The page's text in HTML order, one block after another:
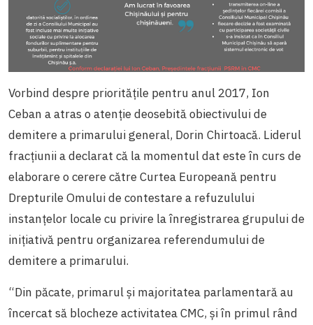
Vorbind despre prioritățile pentru anul 2017, Ion
Ceban a atras o atenție deosebită obiectivului de
demitere a primarului general, Dorin Chirtoacă. Liderul
fracțiunii a declarat că la momentul dat este în curs de
elaborare o cerere către Curtea Europeană pentru
Drepturile Omului de contestare a refuzulului
instanțelor locale cu privire la înregistrarea grupului de
iniţiativă pentru organizarea referendumului de
demitere a primarului.
“Din păcate, primarul și majoritatea parlamentară au
încercat să blocheze activitatea CMC, şi în primul rând